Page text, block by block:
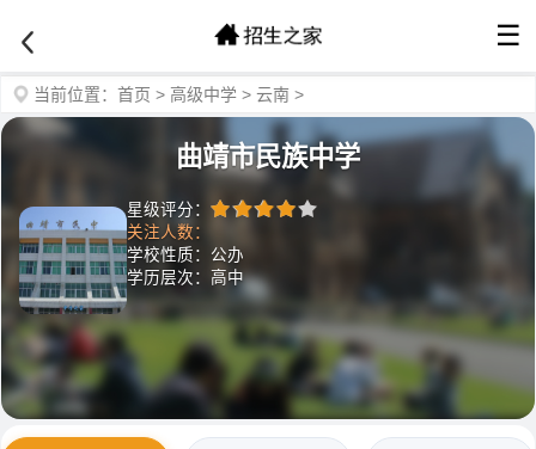
☰
当前位置： 首页 > 高级中学 > 云南 >
曲靖市民族中学
星级评分：
关注人数：
学校性质：公办
学历层次：高中